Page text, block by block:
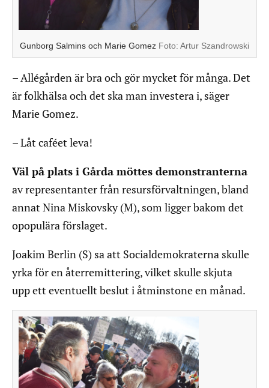
Gunborg Salmins och Marie Gomez Foto: Artur Szandrowski
– Allégården är bra och gör mycket för många. Det
är folkhälsa och det ska man investera i, säger
Marie Gomez.
– Låt caféet leva!
Väl på plats i Gårda möttes demonstranterna
av representanter från resursförvaltningen, bland
annat Nina Miskovsky (M), som ligger bakom det
opopulära förslaget.
Joakim Berlin (S) sa att Socialdemokraterna skulle
yrka för en återremittering, vilket skulle skjuta
upp ett eventuellt beslut i åtminstone en månad.